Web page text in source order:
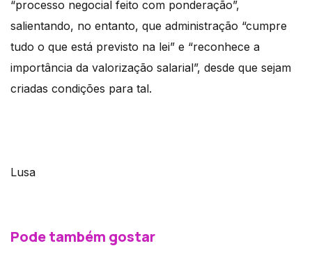
“processo negocial feito com ponderação”,
salientando, no entanto, que administração “cumpre
tudo o que está previsto na lei” e “reconhece a
importância da valorização salarial”, desde que sejam
criadas condições para tal.
Lusa
Pode também gostar